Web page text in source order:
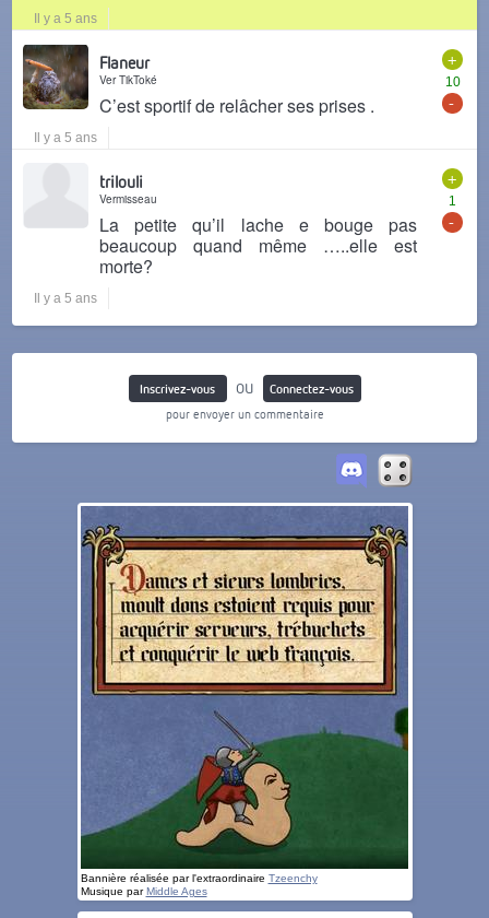
Il y a 5 ans
+
10
-
Flaneur
Ver TikToké
C’est sportif de relâcher ses prises .
Il y a 5 ans
+
1
-
trilouli
Vermisseau
La petite qu’il lache e bouge pas
beaucoup quand même …..elle est
morte?
Il y a 5 ans
Inscrivez-vous ou
Connectez-vous
pour envoyer un commentaire
Bannière réalisée par l'extraordinaire Tzeenchy
Musique parMiddle Ages